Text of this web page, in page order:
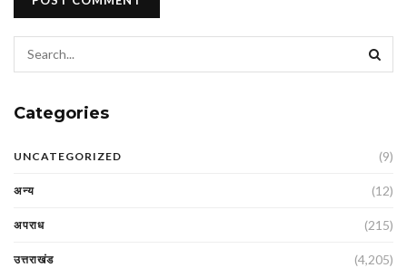
Categories
UNCATEGORIZED (9)
अन्य (12)
अपराध (215)
उत्तराखंड (4,205)